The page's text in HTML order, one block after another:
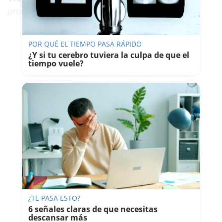
protocolo sigue sin existir.
POR QUÉ EL TIEMPO PASA RÁPIDO
¿Y si tu cerebro tuviera la culpa de que el
tiempo vuele?
¿TE PASA ESTO?
6 señales claras de que necesitas
descansar más